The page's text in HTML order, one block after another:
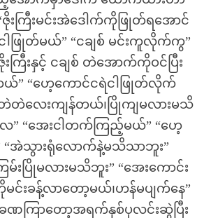
ကြီးမင်းအဲဒေါက်ကိုဖြုတ်ရအောင်
ငါဖြုတ်မယ်” “ငချစ် မင်းကူလိုက်ကွ”
းကြီးနှင့် ငချစ် တဲအောက်ကိုဝင်ပြီး
” “ဟေ့ကောင်ငရဲငါဖြုတ်လိုက်
တဲလေးကျန်တယ်၊ပြိုကျမလားမသိ
” “အေးငါတက်ကြည့်မယ်” “ဟေ့
“အဲသွားရုံလောက်နဲ့မသိသာဘူး”
မ်းပြိုမလားမသိဘူး” “အေးကောင်း
င်းခန့်လာတော့မယ်၊ဟန်မပျက်နေ”
ဏကြာတော့အရက်နှစ်ပုလင်းဆွဲပြီး